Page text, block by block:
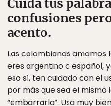
Cuida tus
confusiones
acento.
Las colombianas amamos
eres argentino o español,
eso sí, ten cuidado con el
por más que sea el mismo
“embarrarla”. Usa muy